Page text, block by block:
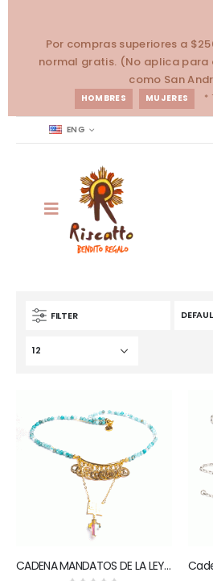
Por compras superiores a
normal gratis. (No aplica para
como San
HOMBRES MUJERES *
ENG
FILTER
CADENA MANDATOS DE LA LEY DE DIOS